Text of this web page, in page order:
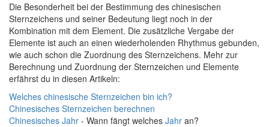
Die Besonderheit bei der Bestimmung des chinesischen
Sternzeichens und seiner Bedeutung liegt noch in der
Kombination mit dem Element. Die zusätzliche Vergabe der
Elemente ist auch an einen wiederholenden Rhythmus gebunden,
wie auch schon die Zuordnung des Sternzeichens. Mehr zur
Berechnung und Zuordnung der Sternzeichen und Elemente
erfährst du in diesen Artikeln:
Welches chinesische Sternzeichen bin ich?
Chinesisches Sternzeichen berechnen
Chinesisches Jahr - Wann fängt welches Jahr an?